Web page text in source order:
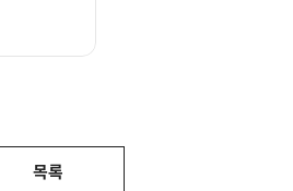
목록